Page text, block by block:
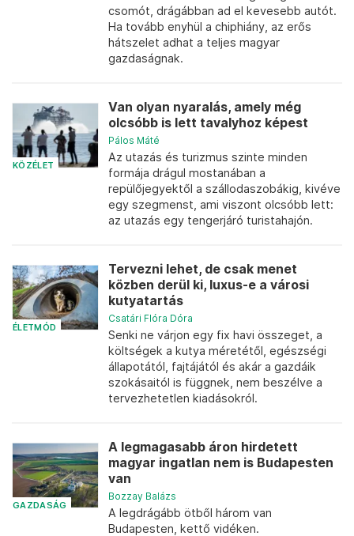
csomót, drágábban ad el kevesebb autót.
Ha tovább enyhül a chiphiány, az erős
hátszelet adhat a teljes magyar
gazdaságnak.
KÖZÉLET
Van olyan nyaralás, amely még
olcsóbb is lett tavalyhoz képest
Pálos Máté
Az utazás és turizmus szinte minden
formája drágul mostanában a
repülőjegyektől a szállodaszobákig, kivéve
egy szegmenst, ami viszont olcsóbb lett:
az utazás egy tengerjáró turistahajón.
ÉLETMÓD
Tervezni lehet, de csak menet
közben derül ki, luxus-e a városi
kutyatartás
Csatári Flóra Dóra
Senki ne várjon egy fix havi összeget, a
költségek a kutya méretétől, egészségi
állapotától, fajtájától és akár a gazdáik
szokásaitól is függnek, nem beszélve a
tervezhetetlen kiadásokról.
GAZDASÁG
A legmagasabb áron hirdetett
magyar ingatlan nem is Budapesten
van
Bozzay Balázs
A legdrágább ötből három van
Budapesten, kettő vidéken.